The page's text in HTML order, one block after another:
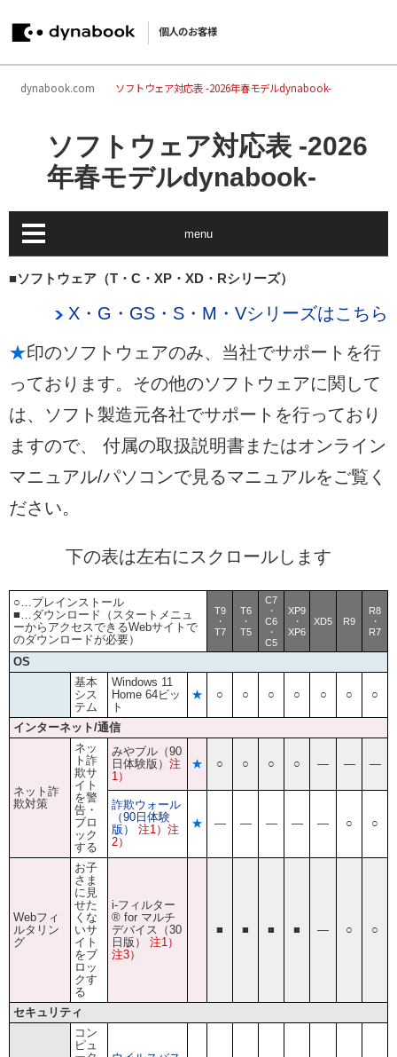
個人のお客様
dynabook.com ソフトウェア対応表 -2026年春モデルdynabook-
ソフトウェア対応表 -2026
年春モデルdynabook-
menu
■ソフトウェア（T・C・XP・XD・Rシリーズ）
X・G・GS・S・M・Vシリーズはこちら
★印のソフトウェアのみ、当社でサポートを行
っております。その他のソフトウェアに関して
は、ソフト製造元各社でサポートを行っており
ますので、 付属の取扱説明書またはオンライン
マニュアル/パソコンで見るマニュアルをご覧く
ださい。
下の表は左右にスクロールします
○…プレインストール
■…ダウンロード（スタートメニュ
ーからアクセスできるWebサイトで
のダウンロードが必要）
T9
・
T7
T6
・
T5
C7
・
C6
・
C5
XP9
・
XP6
XD5 R9
R8
・
R7
OS
基本
シス
テム
Windows 11
Home 64ビッ
ト
★ ○ ○ ○ ○ ○ ○ ○
インターネット/通信
ネット詐
欺対策
ネッ
ト詐
欺サ
イト
を警
告・
ブロ
ック
する
みやブル（90
日体験版） 注
1）
★ ○ ○ ○ ○ ― ― ―
詐欺ウォール
（90日体験
版）
注1）注
2）
★ ― ― ― ― ― ○ ○
Webフィ
ルタリン
グ
お子
さま
に見
せた
くな
いサ
イト
をブ
ロッ
クす
る
i-フィルター
® for マルチ
デバイス（30
日版）
注1）
注3）
■ ■ ■ ■ ― ○ ○
セキュリティ
コン
ピュ